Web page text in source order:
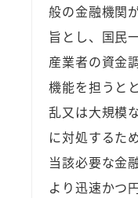
般の金融機関
旨とし、国民
産業者の資金
機能を担うと
乱又は大規模
に対処するた
当該必要な金
より迅速かつ